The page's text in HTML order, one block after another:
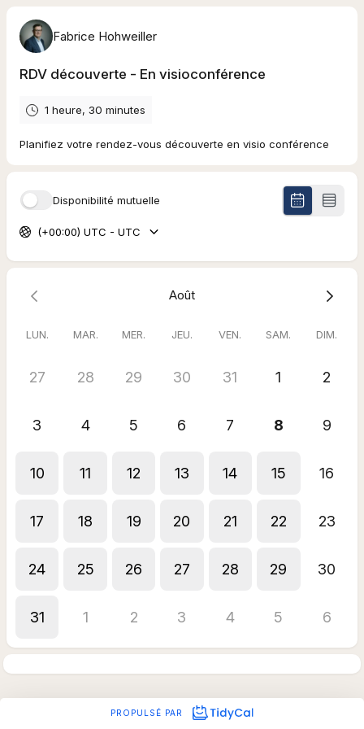
Fabrice Hohweiller
RDV découverte - En visioconférence
1 heure, 30 minutes
Planifiez votre rendez-vous découverte en visio conférence
Disponibilité mutuelle
(+00:00) UTC - UTC
Août
LUN. MAR. MER. JEU. VEN. SAM. DIM.
27 28 29 30 31 1 2
3 4 5 6 7 8 9
10 11 12 13 14 15 16
17 18 19 20 21 22 23
24 25 26 27 28 29 30
31 1 2 3 4 5 6
PROPULSÉ PAR